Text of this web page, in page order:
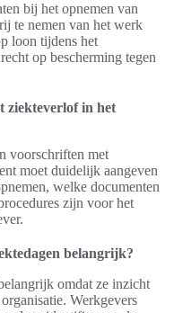
bij het opnemen van
te nemen van het werk
loon tijdens het
op bescherming tegen
ziekteverlof in het
voorschriften met
moet duidelijk aangeven
welke documenten
zijn voor het
belangrijk?
omdat ze inzicht
Werkgevers